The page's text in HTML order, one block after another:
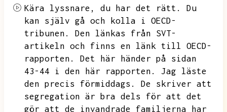
Kära lyssnare, du har det rätt.
Du
kan själv gå och kolla i OECD-
tribunen.
Den länkas från SVT-
artikeln och finns en länk till OECD-
rapporten.
Det här händer på sidan
43-44 i den här rapporten.
Jag läste
den precis förmiddags.
De skriver att
segregation är bra dels för att det
gör att de invandrade familjerna har